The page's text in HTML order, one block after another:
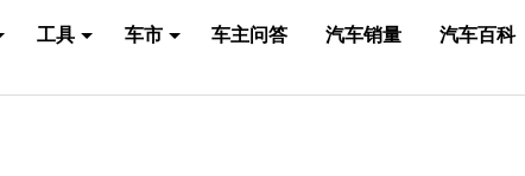
工具 车市 车主问答 汽车销量 汽车百科